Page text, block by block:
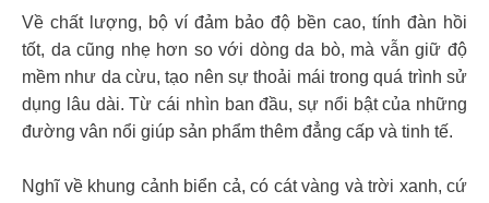
Về chất lượng, bộ ví đảm bảo độ bền cao, tính đàn hồi
tốt, da cũng nhẹ hơn so với dòng da bò, mà vẫn giữ độ
mềm như da cừu, tạo nên sự thoải mái trong quá trình sử
dụng lâu dài. Từ cái nhìn ban đầu, sự nổi bật của những
đường vân nổi giúp sản phẩm thêm đẳng cấp và tinh tế.
Nghĩ về khung cảnh biển cả, có cát vàng và trời xanh, cứ